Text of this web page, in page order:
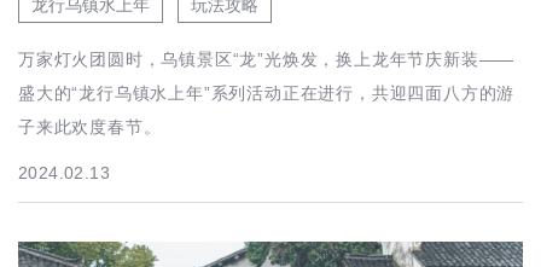
龙行乌镇水上年 玩法攻略
万家灯火团圆时，乌镇景区“龙”光焕发，换上龙年节庆新装——
盛大的“龙行乌镇水上年”系列活动正在进行，共迎四面八方的游
子来此欢度春节。
2024.02.13